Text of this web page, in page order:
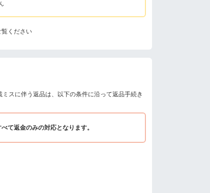
覧ください
スに伴う返品は、以下の条件に沿って返品手続き
て返金のみの対応となります。